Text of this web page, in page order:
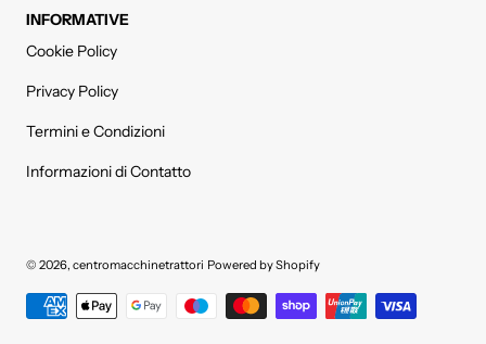
INFORMATIVE
Cookie Policy
Privacy Policy
Termini e Condizioni
Informazioni di Contatto
© 2026, centromacchinetrattori Powered by Shopify
Metodi di pagamento